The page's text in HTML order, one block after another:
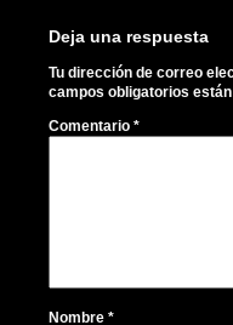
Deja una respuesta
Tu dirección de correo
campos obligatorios
Comentario *
Nombre *